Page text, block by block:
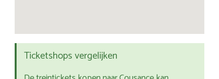
Ticketshops vergelijken